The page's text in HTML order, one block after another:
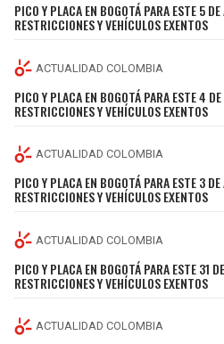
PICO Y PLACA EN BOGOTÁ PARA ESTE 5
RESTRICCIONES Y VEHÍCULOS EXENTOS
ACTUALIDAD COLOMBIA
PICO Y PLACA EN BOGOTÁ PARA ESTE 4
RESTRICCIONES Y VEHÍCULOS EXENTOS
ACTUALIDAD COLOMBIA
PICO Y PLACA EN BOGOTÁ PARA ESTE 3
RESTRICCIONES Y VEHÍCULOS EXENTOS
ACTUALIDAD COLOMBIA
PICO Y PLACA EN BOGOTÁ PARA ESTE 31
RESTRICCIONES Y VEHÍCULOS EXENTOS
ACTUALIDAD COLOMBIA